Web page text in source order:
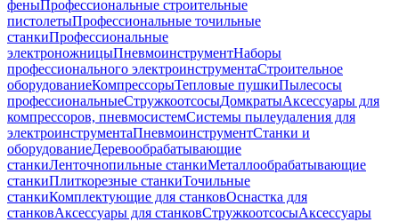
феныПрофессиональные строительные
пистолетыПрофессиональные точильные
станкиПрофессиональные
электроножницыПневмоинструментНаборы
профессионального электроинструментаСтроительное
оборудованиеКомпрессорыТепловые пушкиПылесосы
профессиональныеСтружкоотсосыДомкратыАксессуары для
компрессоров, пневмосистемСистемы пылеудаления для
электроинструментаПневмоинструментСтанки и
оборудованиеДеревообрабатывающие
станкиЛенточнопильные станкиМеталлообрабатывающие
станкиПлиткорезные станкиТочильные
станкиКомплектующие для станковОснастка для
станковАксессуары для станковСтружкоотсосыАксессуары